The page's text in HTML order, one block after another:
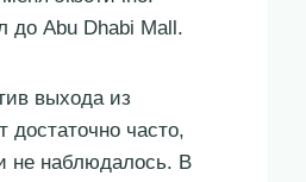
до Abu Dhabi Mall.
выхода из
достаточно часто,
не наблюдалось. В